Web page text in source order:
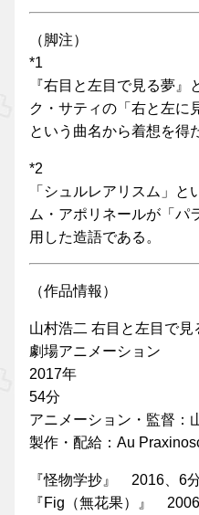
（脚注）
*1
『右目と左目で見る夢
ク・サティの「右と左に
という曲名から着想を得
*2
「シュルレアリスム」
ム・アポリネールが「パ
用した造語である。
（作品情報）
山村浩二 右目と左目で見
劇場アニメーション
2017年
54分
アニメーション・監督：
製作・配給：Au
『怪物学抄』 2016、6
『Fig（無花果）』